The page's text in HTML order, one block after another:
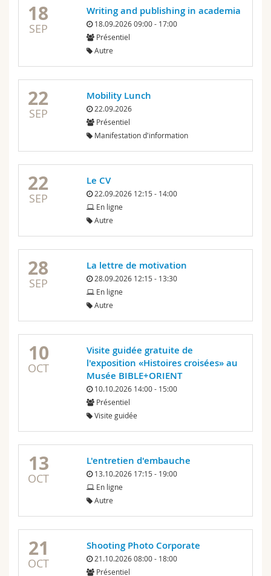
18
SEP
Writing and publishing in academia
18.09.2026 09:00 - 17:00
Présentiel
Autre
22
SEP
Mobility Lunch
22.09.2026
Présentiel
Manifestation d'information
22
SEP
Le CV
22.09.2026 12:15 - 14:00
En ligne
Autre
28
SEP
La lettre de motivation
28.09.2026 12:15 - 13:30
En ligne
Autre
10
OCT
Visite guidée gratuite de
l'exposition «Histoires croisées» au
Musée BIBLE+ORIENT
10.10.2026 14:00 - 15:00
Présentiel
Visite guidée
13
OCT
L'entretien d'embauche
13.10.2026 17:15 - 19:00
En ligne
Autre
21
OCT
Shooting Photo Corporate
21.10.2026 08:00 - 18:00
Présentiel